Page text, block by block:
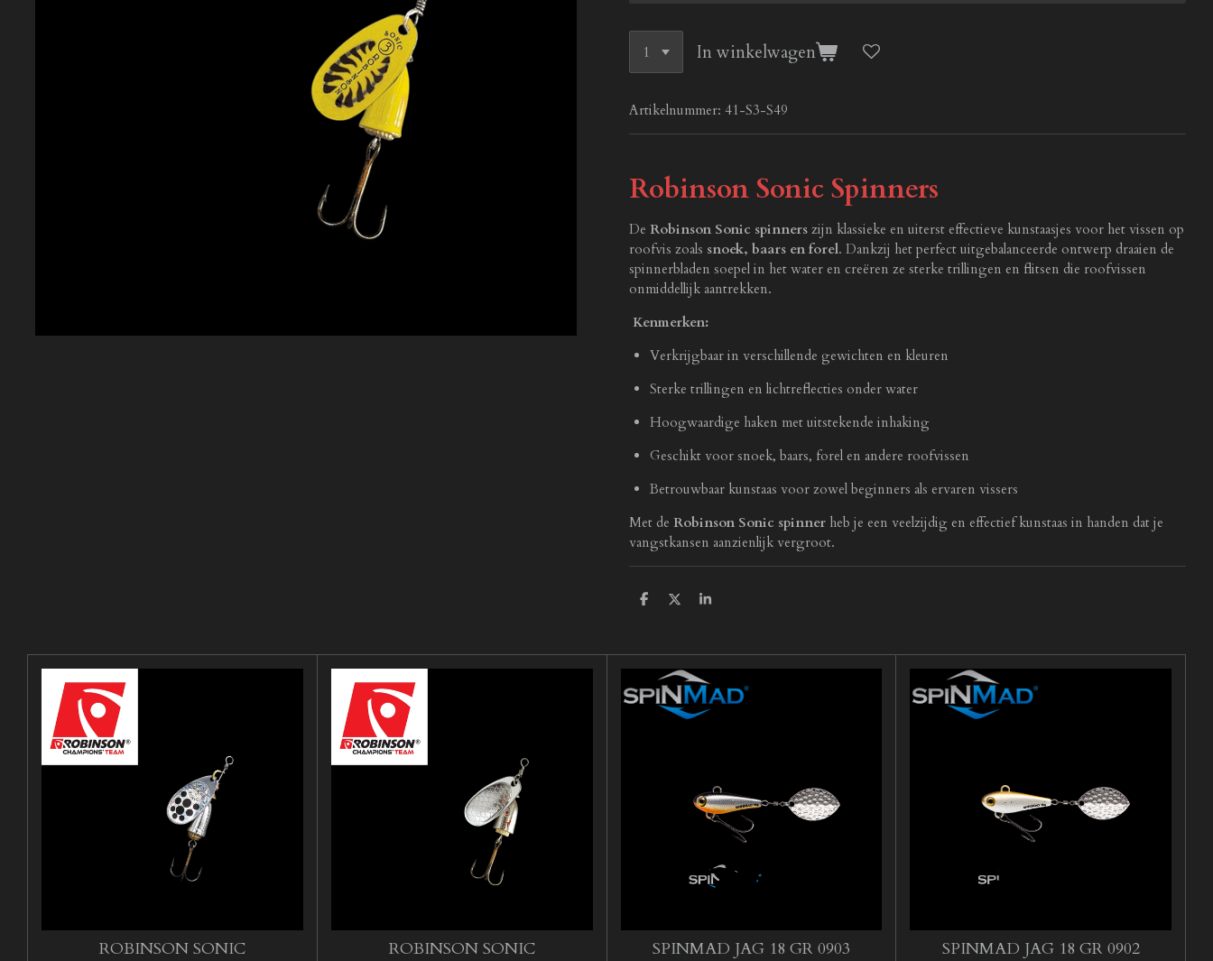
In winkelwagen
Artikelnummer: 41-S3-S49
Robinson Sonic Spinners
De Robinson Sonic spinners zijn klassieke en uiterst effectieve kunstaasjes voor het vissen op
roofvis zoals snoek, baars en forel. Dankzij het perfect uitgebalanceerde ontwerp draaien de
spinnerbladen soepel in het water en creëren ze sterke trillingen en flitsen die roofvissen
onmiddellijk aantrekken.
Kenmerken:
Verkrijgbaar in verschillende gewichten en kleuren
Sterke trillingen en lichtreflecties onder water
Hoogwaardige haken met uitstekende inhaking
Geschikt voor snoek, baars, forel en andere roofvissen
Betrouwbaar kunstaas voor zowel beginners als ervaren vissers
Met de Robinson Sonic spinner heb je een veelzijdig en effectief kunstaas in handen dat je
vangstkansen aanzienlijk vergroot.
D
n
D
S
e
ROBINSON SONIC ROBINSON SONIC SPINMAD JAG 18 GR 0903 SPINMAD JAG 18 GR 0902